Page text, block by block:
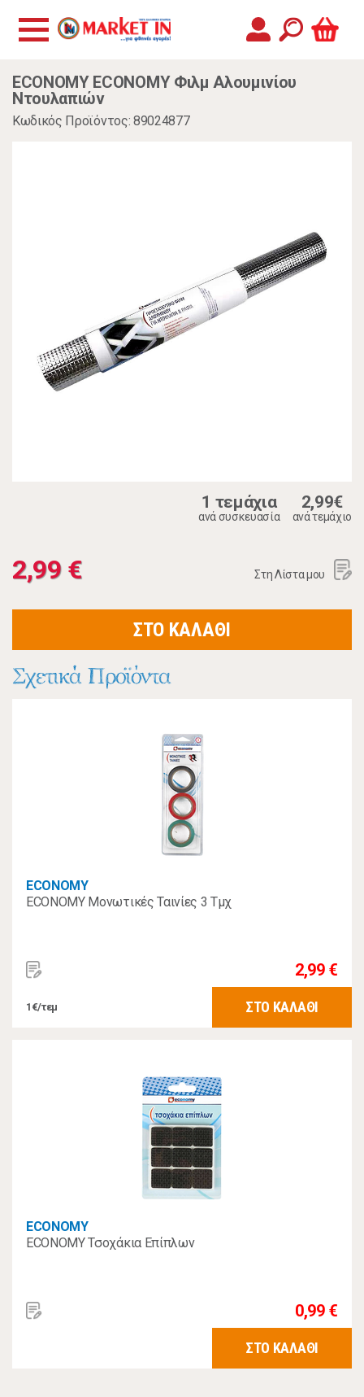
ECONOMY ECONOMY Φιλμ Αλουμινίου
Ντουλαπιών
Κωδικός Προϊόντος: 89024877
1 τεμάχια
ανά συσκευασία
2,99€
ανά τεμάχιο
2,99 € Στη Λίστα μου
ΣΤΟ ΚΑΛΑΘΙ
Σχετικά Προϊόντα
ECONOMY
ECONOMY Μονωτικές Ταινίες 3 Τμχ
2,99 €
1€/τεμ ΣΤΟ ΚΑΛΑΘΙ
ECONOMY
ECONOMY Τσοχάκια Επίπλων
0,99 €
ΣΤΟ ΚΑΛΑΘΙ